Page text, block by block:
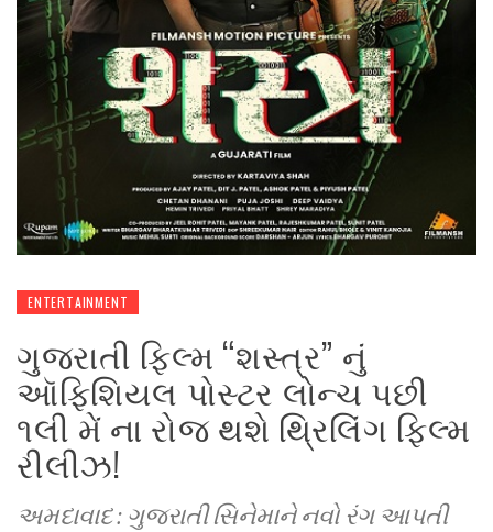
ENTERTAINMENT
ગુજરાતી ફિલ્મ “શસ્ત્ર” નું
ઑફિશિયલ પોસ્ટર લોન્ચ પછી
૧લી મેં ના રોજ થશે થ્રિલિંગ ફિલ્મ
રીલીઝ!
અમદાવાદ : ગુજરાતી સિનેમાને નવો રંગ આપતી